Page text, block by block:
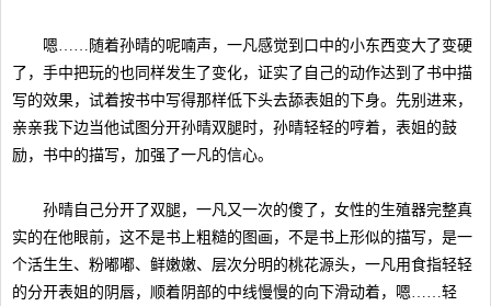
嗯……随着孙晴的呢喃声，一凡感觉到口中的小东西变大了变硬
了，手中把玩的也同样发生了变化，证实了自己的动作达到了书中描
写的效果，试着按书中写得那样低下头去舔表姐的下身。先别进来，
亲亲我下边当他试图分开孙晴双腿时，孙晴轻轻的哼着，表姐的鼓
励，书中的描写，加强了一凡的信心。
孙晴自己分开了双腿，一凡又一次的傻了，女性的生殖器完整真
实的在他眼前，这不是书上粗糙的图画，不是书上形似的描写，是一
个活生生、粉嘟嘟、鲜嫩嫩、层次分明的桃花源头，一凡用食指轻轻
的分开表姐的阴唇，顺着阴部的中线慢慢的向下滑动着，嗯……轻